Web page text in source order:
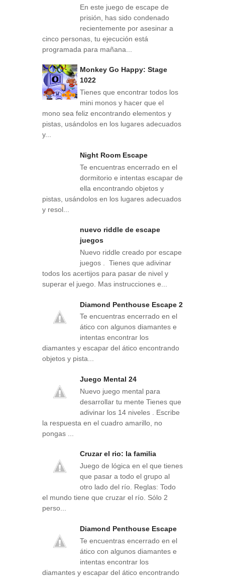
En este juego de escape de
prisión, has sido condenado
recientemente por asesinar a
cinco personas, tu ejecución está
programada para mañana...
Monkey Go Happy: Stage
1022
Tienes que encontrar todos los
mini monos y hacer que el
mono sea feliz encontrando elementos y
pistas, usándolos en los lugares adecuados
y...
Night Room Escape
Te encuentras encerrado en el
dormitorio e intentas escapar de
ella encontrando objetos y
pistas, usándolos en los lugares adecuados
y resol...
nuevo riddle de escape
juegos
Nuevo riddle creado por escape
juegos . Tienes que adivinar
todos los acertijos para pasar de nivel y
superar el juego. Mas instrucciones e...
Diamond Penthouse Escape 2
Te encuentras encerrado en el
ático con algunos diamantes e
intentas encontrar los
diamantes y escapar del ático encontrando
objetos y pista...
Juego Mental 24
Nuevo juego mental para
desarrollar tu mente Tienes que
adivinar los 14 niveles . Escribe
la respuesta en el cuadro amarillo, no
pongas ...
Cruzar el rio: la familia
Juego de lógica en el que tienes
que pasar a todo el grupo al
otro lado del río. Reglas: Todo
el mundo tiene que cruzar el río. Sólo 2
perso...
Diamond Penthouse Escape
Te encuentras encerrado en el
ático con algunos diamantes e
intentas encontrar los
diamantes y escapar del ático encontrando